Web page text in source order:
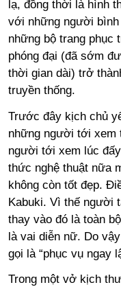
lạ, đồng thời là hình
với những người bình
những bộ trang phục
phóng đại (đã sớm
thời gian dài) trở
truyền thống.
Trước đây kịch chủ
những người tới xem
người tới xem lúc
thức nghệ thuật nữa
không còn tốt đẹp.
Kabuki. Vì thế người
thay vào đó là toàn
là vai diễn nữ. Do
gọi là “phục vụ ngay
Trong một vở kịch